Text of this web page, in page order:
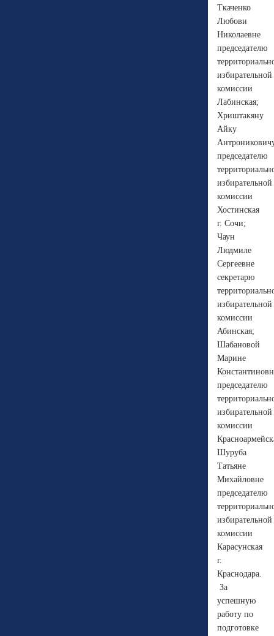
Ткаченко
Любови
Николаевне
председателю
избирательной
комиссии
Лабинская;
Хриштакяну
Айку
председателю
избирательной
комиссии
Хостинская
г. Сочи;
Чаун
Людмиле
Сергеевне
секретарю
избирательной
комиссии
Абинская;
Шабановой
Марине
председателю
избирательной
комиссии
Шуруба
Татьяне
Михайловне
председателю
избирательной
комиссии
Карасунская
г.
Краснодара.
За
успешную
работу по
подготовке